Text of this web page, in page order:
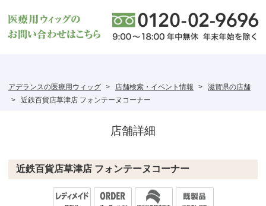
アデランスの医療用ウィッグ 店舗検索・イベント情報
滋賀県の店舗
近鉄百貨店草津店 フォンテーヌコーナー
店舗詳細
近鉄百貨店草津店 フォンテーヌコーナー